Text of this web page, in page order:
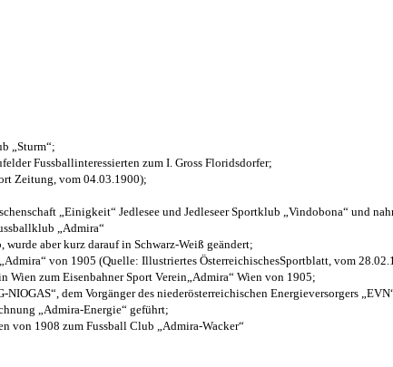
„Sturm“;
Fussballinteressierten zum I. Gross Floridsdorfer;
Zeitung, vom 04.03.1900);
„Einigkeit“ Jedlesee und Jedleseer Sportklub „Vindobona“ und
„Admira“
aber kurz darauf in Schwarz-Weiß geändert;
von 1905 (Quelle: Illustriertes ÖsterreichischesSportblatt, vom
Wien zum Eisenbahner Sport Verein„Admira“ Wien von 1905;
dem Vorgänger des niederösterreichischen Energieversorgers
„Admira-Energie“ geführt;
von 1908 zum Fussball Club „Admira-Wacker“